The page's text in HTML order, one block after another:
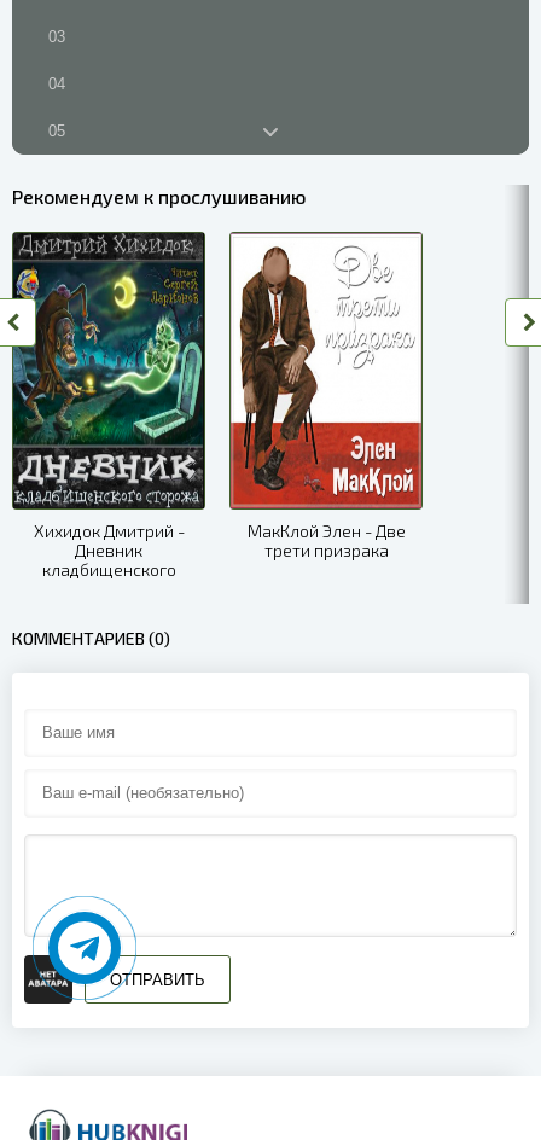
03
04
05
08
09
10
11
12
13
16
18
19
20
22
Рекомендуем к прослушиванию
Хихидок Дмитрий -
Дневник
кладбищенского
МакКлой Элен - Две
трети призрака
КОММЕНТАРИЕВ (0)
ОТПРАВИТЬ